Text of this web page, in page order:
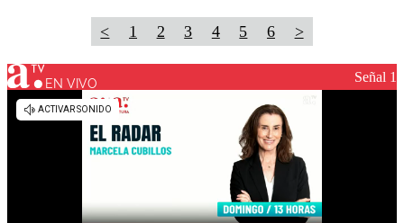
< 1 2 3 4 5 6 >
EN VIVO Señal 1